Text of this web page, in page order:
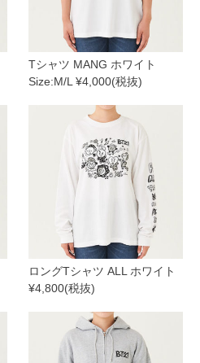
Tシャツ MANG ホワイト
Size:M/L ¥4,000(税抜)
ロングTシャツ ALL ホワイト
¥4,800(税抜)